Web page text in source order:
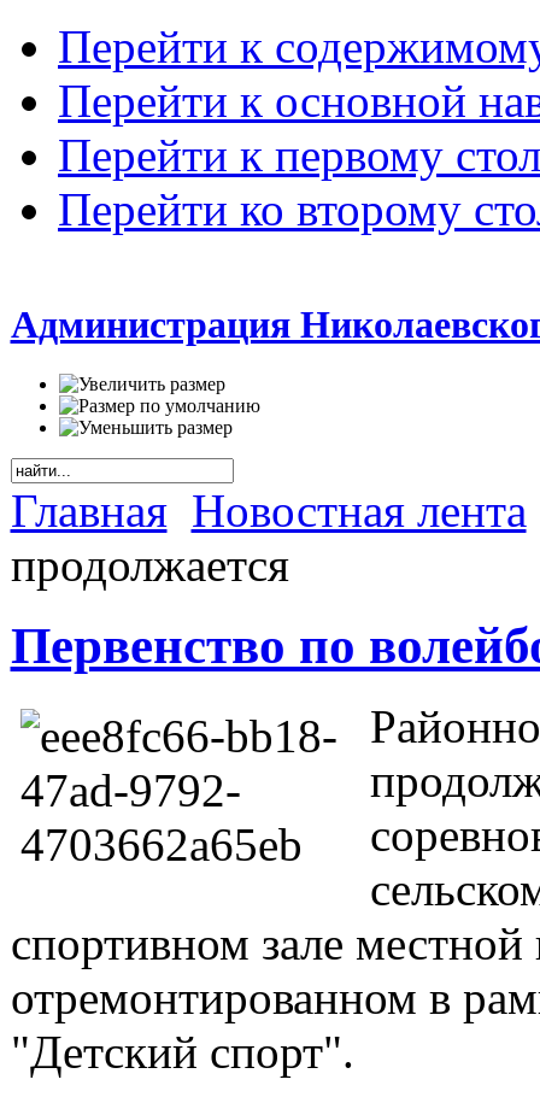
Перейти к
Перейти к основной
Перейти к первому
Перейти ко второму
Администрация
Главная Новостная лента
продолжается
Первенство по
спортивном зале
отремонтированном в
"Детский спорт".